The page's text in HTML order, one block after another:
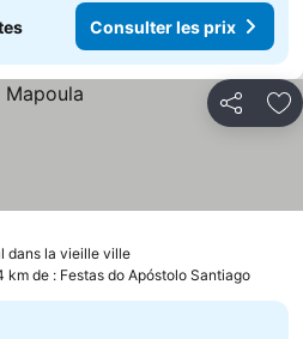
Consulter les prix
Partager
dans la vieille villeConsulter les prix
km de : Festas do Apóstolo Santiago